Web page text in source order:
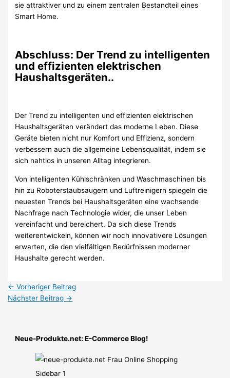
sie attraktiver und zu einem zentralen Bestandteil eines
Smart Home.
Abschluss: Der Trend zu intelligenten
und effizienten elektrischen
Haushaltsgeräten..
Der Trend zu intelligenten und effizienten elektrischen
Haushaltsgeräten verändert das moderne Leben. Diese
Geräte bieten nicht nur Komfort und Effizienz, sondern
verbessern auch die allgemeine Lebensqualität, indem sie
sich nahtlos in unseren Alltag integrieren.
Von intelligenten Kühlschränken und Waschmaschinen bis
hin zu Roboterstaubsaugern und Luftreinigern spiegeln die
neuesten Trends bei Haushaltsgeräten eine wachsende
Nachfrage nach Technologie wider, die unser Leben
vereinfacht und bereichert. Da sich diese Trends
weiterentwickeln, können wir noch innovativere Lösungen
erwarten, die den vielfältigen Bedürfnissen moderner
Haushalte gerecht werden.
← Vorheriger Beitrag
Nächster Beitrag →
Neue-Produkte.net: E-Commerce Blog!